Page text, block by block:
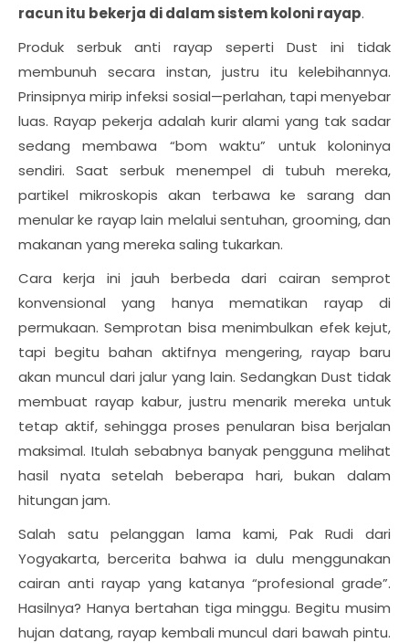
racun itu bekerja di dalam sistem koloni rayap.
Produk serbuk anti rayap seperti Dust ini tidak
membunuh secara instan, justru itu kelebihannya.
Prinsipnya mirip infeksi sosial—perlahan, tapi menyebar
luas. Rayap pekerja adalah kurir alami yang tak sadar
sedang membawa “bom waktu” untuk koloninya
sendiri. Saat serbuk menempel di tubuh mereka,
partikel mikroskopis akan terbawa ke sarang dan
menular ke rayap lain melalui sentuhan, grooming, dan
makanan yang mereka saling tukarkan.
Cara kerja ini jauh berbeda dari cairan semprot
konvensional yang hanya mematikan rayap di
permukaan. Semprotan bisa menimbulkan efek kejut,
tapi begitu bahan aktifnya mengering, rayap baru
akan muncul dari jalur yang lain. Sedangkan Dust tidak
membuat rayap kabur, justru menarik mereka untuk
tetap aktif, sehingga proses penularan bisa berjalan
maksimal. Itulah sebabnya banyak pengguna melihat
hasil nyata setelah beberapa hari, bukan dalam
hitungan jam.
Salah satu pelanggan lama kami, Pak Rudi dari
Yogyakarta, bercerita bahwa ia dulu menggunakan
cairan anti rayap yang katanya “profesional grade”.
Hasilnya? Hanya bertahan tiga minggu. Begitu musim
hujan datang, rayap kembali muncul dari bawah pintu.